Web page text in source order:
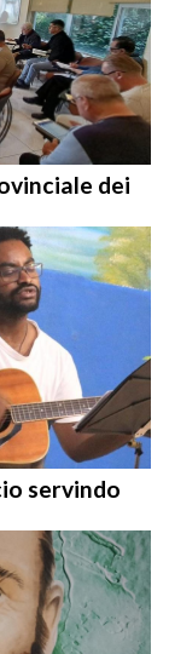
dei
servindo